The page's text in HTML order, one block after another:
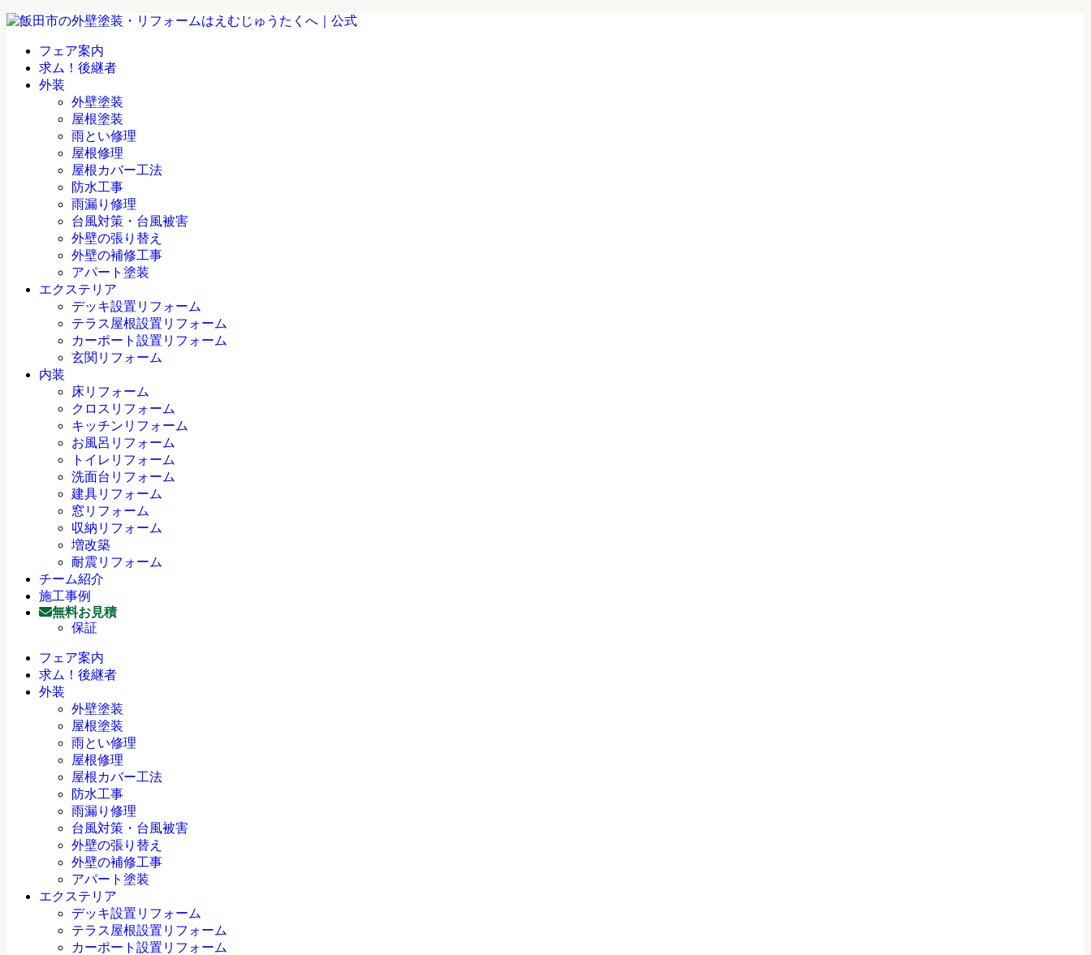
フェア案内
求ム！後継者
外装
外壁塗装
屋根塗装
雨とい修理
屋根修理
屋根カバー工法
防水工事
雨漏り修理
台風対策・台風被害
外壁の張り替え
外壁の補修工事
アパート塗装
エクステリア
デッキ設置リフォーム
テラス屋根設置リフォーム
カーポート設置リフォーム
玄関リフォーム
内装
床リフォーム
クロスリフォーム
キッチンリフォーム
お風呂リフォーム
トイレリフォーム
洗面台リフォーム
建具リフォーム
窓リフォーム
収納リフォーム
増改築
耐震リフォーム
チーム紹介
施工事例
無料お見積
保証
フェア案内
求ム！後継者
外装
外壁塗装
屋根塗装
雨とい修理
屋根修理
屋根カバー工法
防水工事
雨漏り修理
台風対策・台風被害
外壁の張り替え
外壁の補修工事
アパート塗装
エクステリア
デッキ設置リフォーム
テラス屋根設置リフォーム
カーポート設置リフォーム